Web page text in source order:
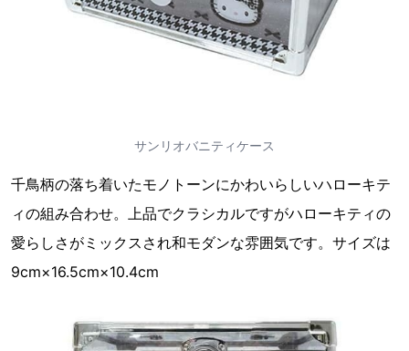
サンリオバニティケース
千鳥柄の落ち着いたモノトーンにかわいらしいハローキテ
ィの組み合わせ。上品でクラシカルですがハローキティの
愛らしさがミックスされ和モダンな雰囲気です。サイズは
9cm×16.5cm×10.4cm